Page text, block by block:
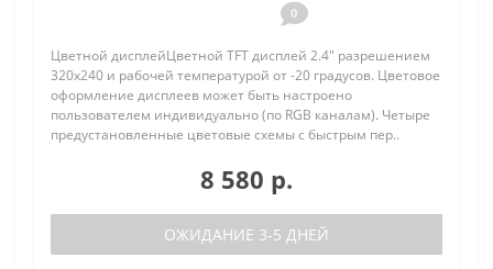
0
Цветной дисплейЦветной TFT дисплей 2.4" разрешением
320х240 и рабочей температурой от -20 градусов. Цветовое
оформление дисплеев может быть настроено
пользователем индивидуально (по RGB каналам). Четыре
предустановленные цветовые схемы с быстрым пер..
8 580 р.
ОЖИДАНИЕ 3-5 ДНЕЙ